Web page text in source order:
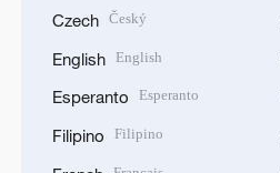
Czech Český
English English
Esperanto Esperanto
Filipino Filipino